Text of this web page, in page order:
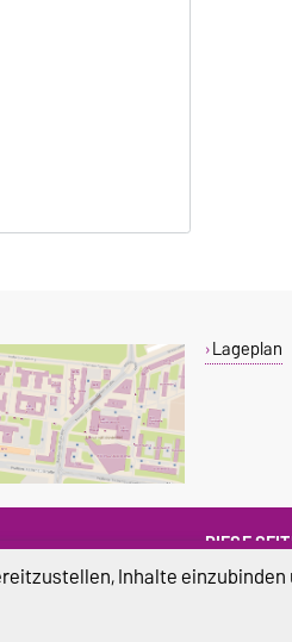
Lageplan
DIESE
Vorlesen
Inhalte